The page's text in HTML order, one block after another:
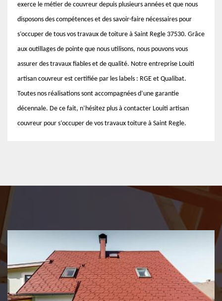
exerce le métier de couvreur depuis plusieurs années et que nous
disposons des compétences et des savoir-faire nécessaires pour
s’occuper de tous vos travaux de toiture à Saint Regle 37530. Grâce
aux outillages de pointe que nous utilisons, nous pouvons vous
assurer des travaux fiables et de qualité. Notre entreprise Louiti
artisan couvreur est certifiée par les labels : RGE et Qualibat.
Toutes nos réalisations sont accompagnées d’une garantie
décennale. De ce fait, n’hésitez plus à contacter Louiti artisan
couvreur pour s’occuper de vos travaux toiture à Saint Regle.